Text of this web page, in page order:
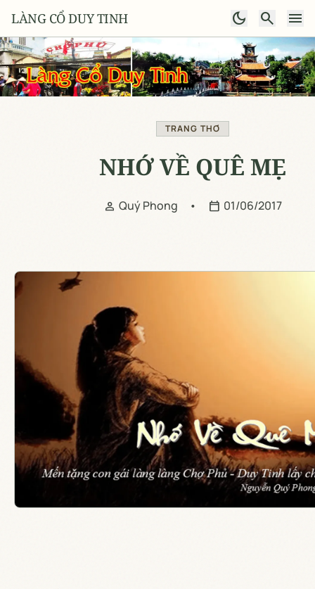
LÀNG CỔ DUY TINH dark_mode search menu
TRANG THƠ
NHỚ VỀ QUÊ MẸ
person Quý Phong • calendar_today 01/06/2017